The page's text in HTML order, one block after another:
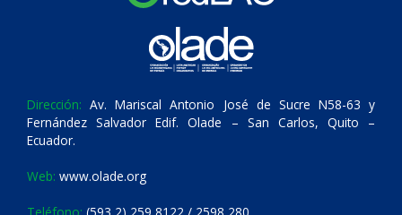
Dirección: Av. Mariscal Antonio José de Sucre N58-63 y
Fernández Salvador Edif. Olade – San Carlos, Quito –
Ecuador.
Web: www.olade.org